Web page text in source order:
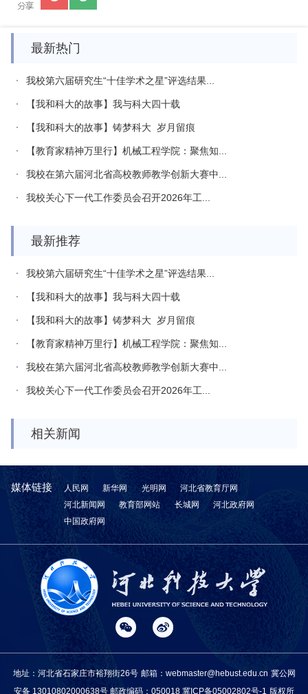
最新热门
我校第六届研究生“十佳学术之星”评选结果...
【我和科大的故事】我与科大四十载
【我和科大的故事】铸梦科大 岁月留痕
【教育家精神万里行】机械工程学院：聚焦知...
我校在第六届河北省高校教师教学创新大赛中...
我校关心下一代工作委员会召开2026年工...
最新推荐
我校第六届研究生“十佳学术之星”评选结果...
【我和科大的故事】我与科大四十载
【我和科大的故事】铸梦科大 岁月留痕
【教育家精神万里行】机械工程学院：聚焦知...
我校在第六届河北省高校教师教学创新大赛中...
我校关心下一代工作委员会召开2026年工...
相关新闻
媒体链接 人民网 新华网 光明网
河北省教育厅网
河北新闻网
教育部网站 长城网
河北政府网
中国政府网
地址：河北省石家庄市裕翔街26号 邮箱：webmaster@hebust.edu.cn 冀公网
安备 13010802000638号 邮政编码：050018 冀ICP备05002802号-1 版权所